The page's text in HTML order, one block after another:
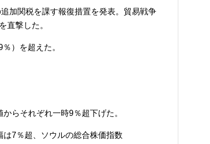
加関税を課す報復措置を発表。貿易戦争
直撃した。
）を超えた。
らそれぞれ一時9％超下げた。
7％超、ソウルの総合株価指数